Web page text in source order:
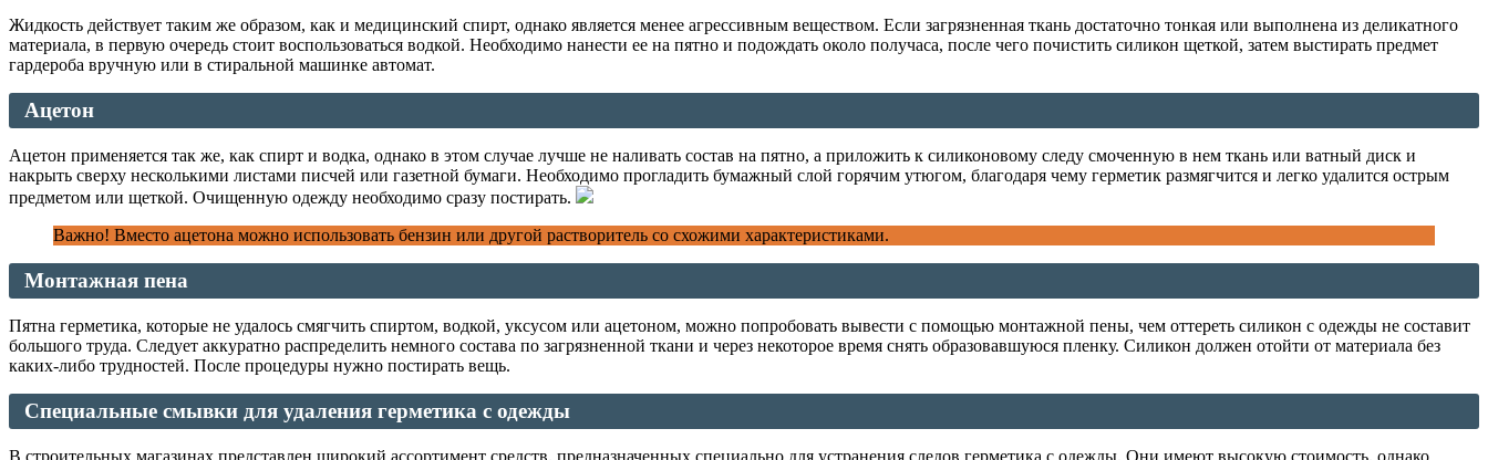
Жидкость действует таким же образом, как и медицинский спирт, однако является менее агрессивным веществом. Если загрязненная ткань достаточно тонкая или выполнена из деликатного
материала, в первую очередь стоит воспользоваться водкой. Необходимо нанести ее на пятно и подождать около получаса, после чего почистить силикон щеткой, затем выстирать предмет
гардероба вручную или в стиральной машинке автомат.
Ацетон
Ацетон применяется так же, как спирт и водка, однако в этом случае лучше не наливать состав на пятно, а приложить к силиконовому следу смоченную в нем ткань или ватный диск и
накрыть сверху несколькими листами писчей или газетной бумаги. Необходимо прогладить бумажный слой горячим утюгом, благодаря чему герметик размягчится и легко удалится острым
предметом или щеткой. Очищенную одежду необходимо сразу постирать.
Важно! Вместо ацетона можно использовать бензин или другой растворитель со схожими характеристиками.
Монтажная пена
Пятна герметика, которые не удалось смягчить спиртом, водкой, уксусом или ацетоном, можно попробовать вывести с помощью монтажной пены, чем оттереть силикон с одежды не составит
большого труда. Следует аккуратно распределить немного состава по загрязненной ткани и через некоторое время снять образовавшуюся пленку. Силикон должен отойти от материала без
каких-либо трудностей. После процедуры нужно постирать вещь.
Специальные смывки для удаления герметика с одежды